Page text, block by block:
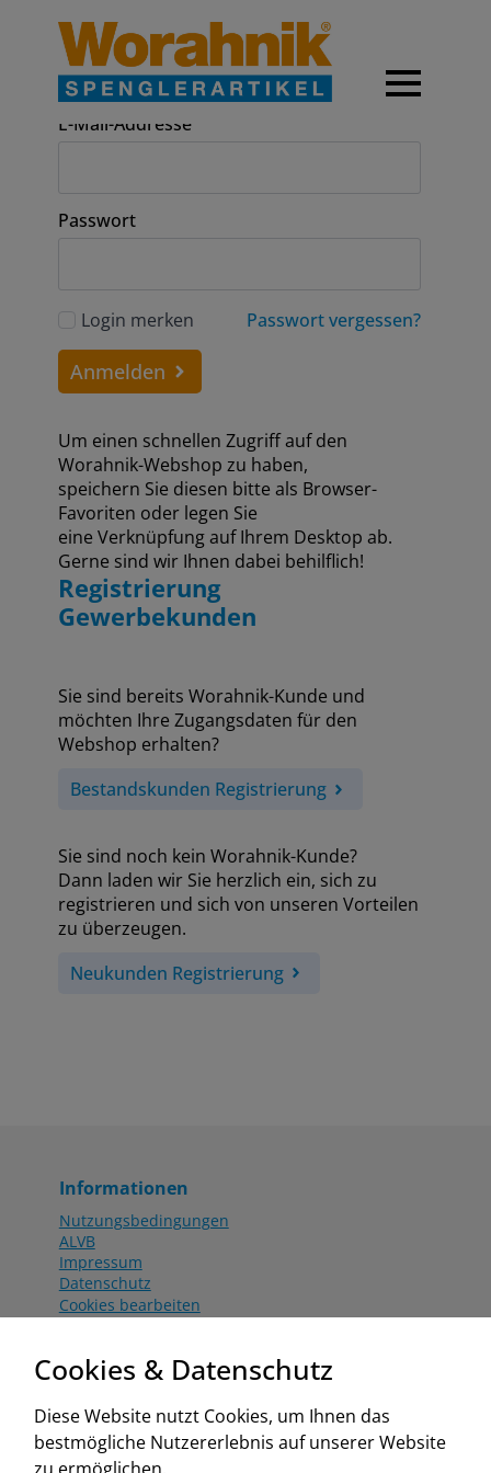
Anmeldung
E-Mail-Addresse
Passwort
Login merken Passwort vergessen?
Anmelden
Um einen schnellen Zugriff auf den
Worahnik-Webshop zu haben,
speichern Sie diesen bitte als Browser-
Favoriten oder legen Sie
eine Verknüpfung auf Ihrem Desktop ab.
Gerne sind wir Ihnen dabei behilflich!
Registrierung
Gewerbekunden
Sie sind bereits Worahnik-Kunde und
möchten Ihre Zugangsdaten für den
Webshop erhalten?
Bestandskunden Registrierung
Sie sind noch kein Worahnik-Kunde?
Dann laden wir Sie herzlich ein, sich zu
registrieren und sich von unseren Vorteilen
zu überzeugen.
Neukunden Registrierung
Informationen
Nutzungsbedingungen
ALVB
Impressum
Datenschutz
Cookies bearbeiten
Aktionsbedingungen
www.worahnik.at
Zentrale Köttlach
Cookies & Datenschutz
Diese Website nutzt Cookies, um Ihnen das
bestmögliche Nutzererlebnis auf unserer Website